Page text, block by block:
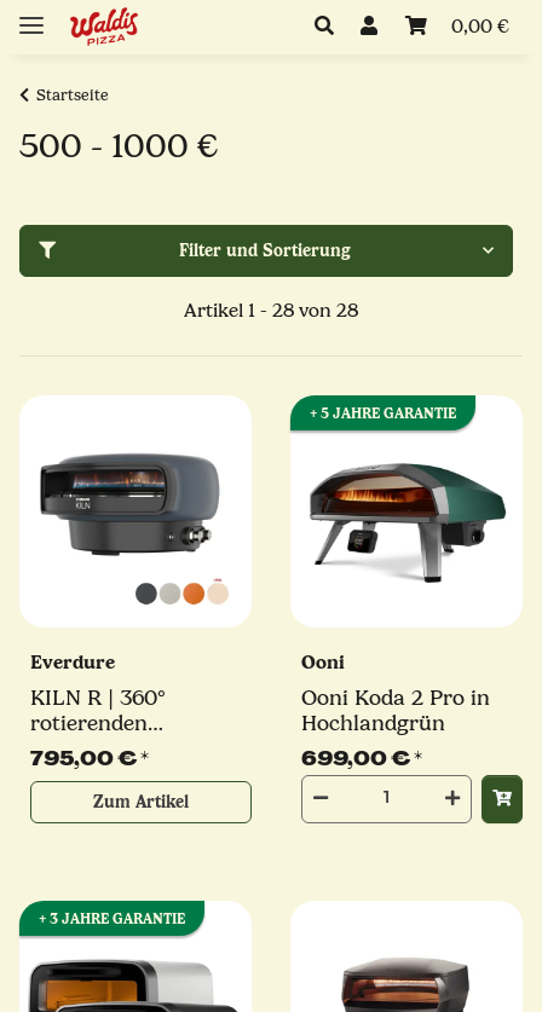
0,00 €
Startseite
500 - 1000 €
Filter und Sortierung
Artikel 1 - 28 von 28
Everdure
KILN R | 360°
rotierenden
Pizzastein | 2-Brenner
Pizzaofen | 9,2 kW |
verschiedene Farben
795,00 €*
Zum Artikel
+ 5 JAHRE GARANTIE
Ooni
Ooni Koda 2 Pro in
Hochlandgrün
699,00 €*
+ 3 JAHRE GARANTIE